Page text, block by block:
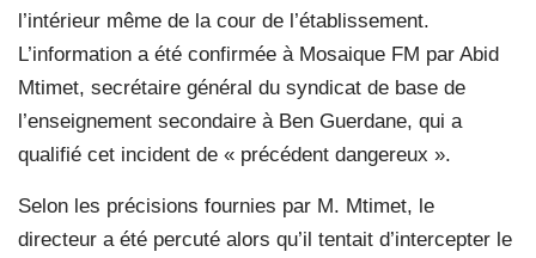
l’intérieur même de la cour de l’établissement.
L’information a été confirmée à Mosaique FM par Abid
Mtimet, secrétaire général du syndicat de base de
l’enseignement secondaire à Ben Guerdane, qui a
qualifié cet incident de « précédent dangereux ».
Selon les précisions fournies par M. Mtimet, le
directeur a été percuté alors qu’il tentait d’intercepter le